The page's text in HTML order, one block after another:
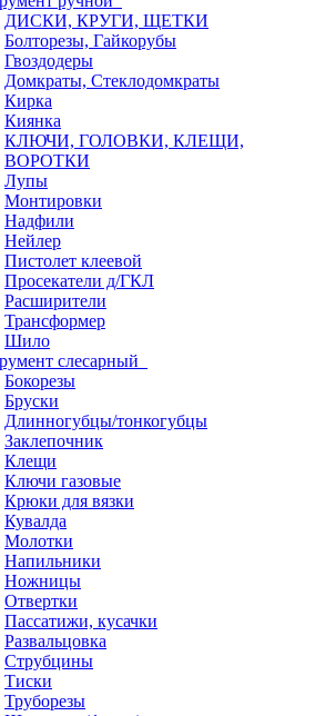
ДИСКИ, КРУГИ, ЩЕТКИ
Болторезы, Гайкорубы
Гвоздодеры
Домкраты, Стеклодомкраты
Кирка
Киянка
КЛЮЧИ, ГОЛОВКИ, КЛЕЩИ,
ВОРОТКИ
Лупы
Монтировки
Надфили
Нейлер
Пистолет клеевой
Просекатели д/ГКЛ
Расширители
Трансформер
Шило
слесарный
Бокорезы
Бруски
Длинногубцы/тонкогубцы
Заклепочник
Клещи
Ключи газовые
Крюки для вязки
Кувалда
Молотки
Напильники
Ножницы
Отвертки
Пассатижи, кусачки
Развальцовка
Струбцины
Тиски
Труборезы